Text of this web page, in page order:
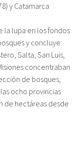
y Catamarca
la lupa en los fondos
y concluye:
Salta, San Luis,
concentraban
de bosques,
ocho provincias
de hectáreas desde